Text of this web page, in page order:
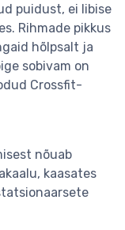
puidust, ei libise
Rihmade pikkus
hõlpsalt ja
sobivam on
Crossfit-
nõuab
kaasates